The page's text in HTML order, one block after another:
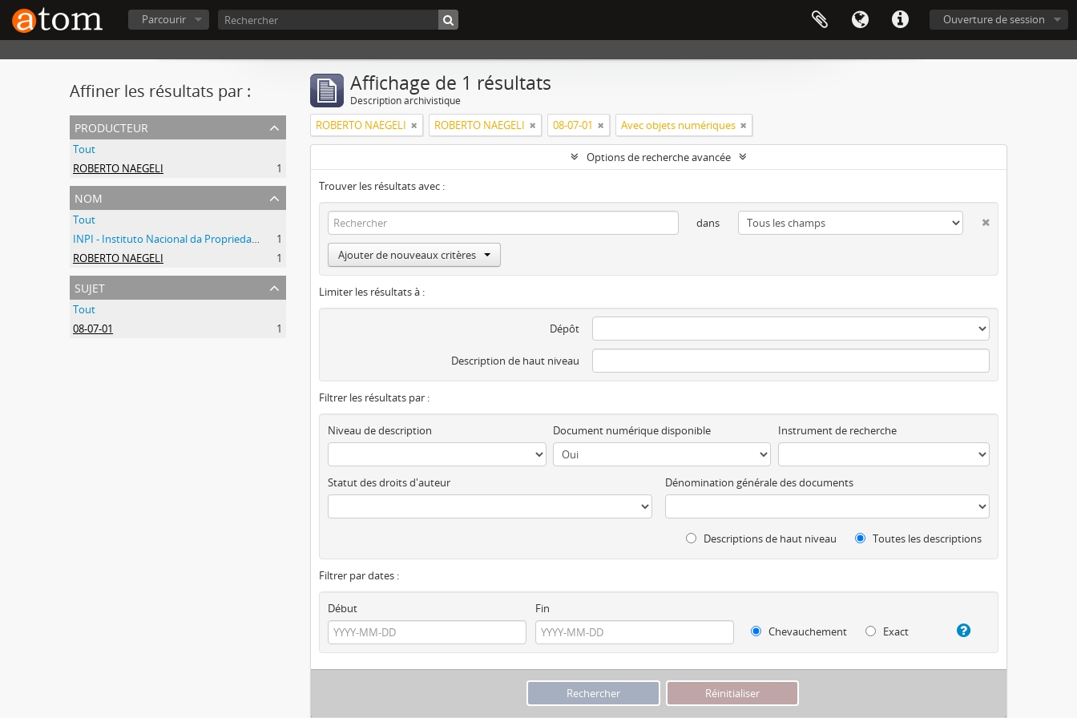
Ouverture de session
Parcourir
Affiner les résultats par :
producteur
Tout
ROBERTO NAEGELI
1
nom
Tout
INPI - Instituto Nacional da Propriedade Industrial
1
ROBERTO NAEGELI
1
sujet
Tout
08-07-01
1
Affichage de 1 résultats
Description archivistique
ROBERTO NAEGELI ROBERTO NAEGELI 08-07-01 Avec objets numériques
Options de recherche avancée
Trouver les résultats avec :
dans
Ajouter de nouveaux critères
Limiter les résultats à :
Dépôt
Description de haut niveau
Filtrer les résultats par :
Niveau de description Document numérique disponible Instrument de recherche
Statut des droits d'auteur Dénomination générale des documents
Descriptions de haut niveau Toutes les descriptions
Filtrer par dates :
Début
Fin
Chevauchement
Exact